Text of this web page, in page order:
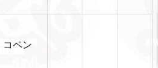
コペン